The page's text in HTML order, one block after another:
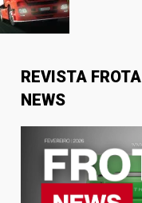
REVISTA FROTA
NEWS